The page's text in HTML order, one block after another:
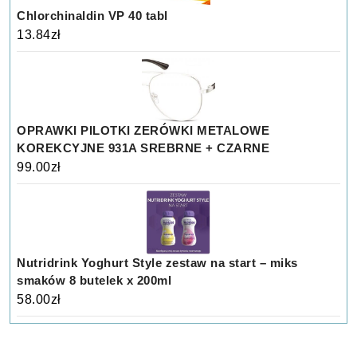
Chlorchinaldin VP 40 tabl
13.84zł
OPRAWKI PILOTKI ZERÓWKI METALOWE
KOREKCYJNE 931A SREBRNE + CZARNE
99.00zł
Nutridrink Yoghurt Style zestaw na start – miks
smaków 8 butelek x 200ml
58.00zł